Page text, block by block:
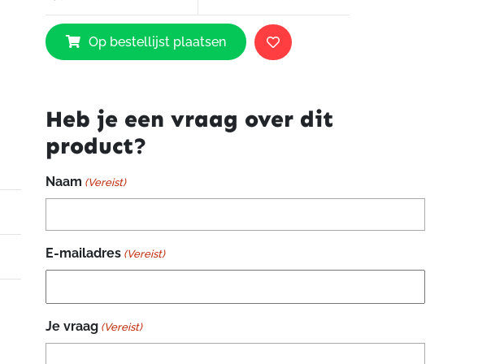
Akrapovic
Titanium
Yamaha
aantal
Op bestellijst plaatsen
Heb je een vraag over dit
product?
Naam (Vereist)
E-mailadres (Vereist)
Je vraag (Vereist)